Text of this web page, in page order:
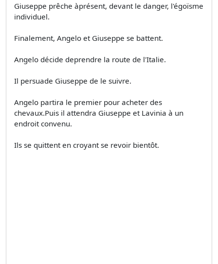
Giuseppe prêche àprésent, devant le danger, l'égoïsme
individuel.
Finalement, Angelo et Giuseppe se battent.
Angelo décide deprendre la route de l'Italie.
Il persuade Giuseppe de le suivre.
Angelo partira le premier pour acheter des
chevaux.Puis il attendra Giuseppe et Lavinia à un
endroit convenu.
Ils se quittent en croyant se revoir bientôt.